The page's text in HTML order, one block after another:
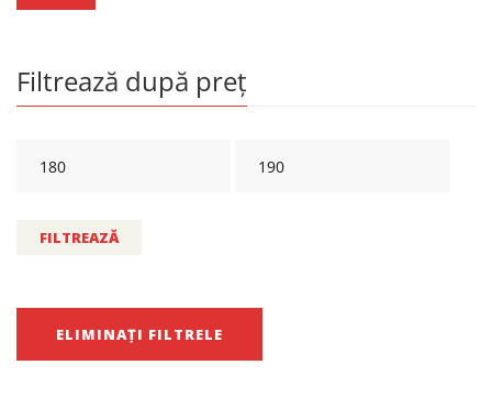
Filtrează după preț
FILTREAZĂ
ELIMINAȚI FILTRELE